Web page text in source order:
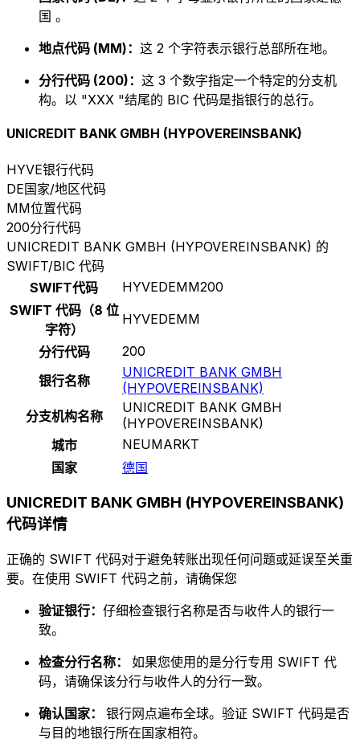
国 。
地点代码 (MM)： 这 2 个字符表示银行总部所在地。
分行代码 (200)： 这 3 个数字指定一个特定的分支机
构。以 "XXX "结尾的 BIC 代码是指银行的总行。
UNICREDIT BANK GMBH (HYPOVEREINSBANK)
HYVE银行代码
DE国家/地区代码
MM位置代码
200分行代码
UNICREDIT BANK GMBH (HYPOVEREINSBANK) 的
SWIFT/BIC 代码
SWIFT代码
HYVEDEMM200
SWIFT 代码（8 位
字符）
HYVEDEMM
分行代码
200
银行名称
UNICREDIT BANK GMBH
(HYPOVEREINSBANK)
分支机构名称
UNICREDIT BANK GMBH
(HYPOVEREINSBANK)
城市
NEUMARKT
国家
德国
UNICREDIT BANK GMBH (HYPOVEREINSBANK)
代码详情
正确的 SWIFT 代码对于避免转账出现任何问题或延误至关重
要。在使用 SWIFT 代码之前，请确保您
验证银行： 仔细检查银行名称是否与收件人的银行一
致。
检查分行名称： 如果您使用的是分行专用 SWIFT 代
码，请确保该分行与收件人的分行一致。
确认国家： 银行网点遍布全球。验证 SWIFT 代码是否
与目的地银行所在国家相符。